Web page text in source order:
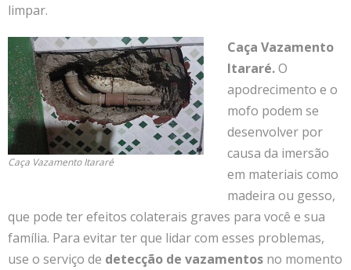
limpar.
Caça Vazamento Itararé
Caça Vazamento
Itararé.O
apodrecimento e o
mofo podem se
desenvolver por
causa da imersão
em materiais como
madeira ou gesso,
que pode ter efeitos colaterais graves para você e sua
família. Para evitar ter que lidar com esses problemas,
use o serviço de detecção de vazamentos no momento